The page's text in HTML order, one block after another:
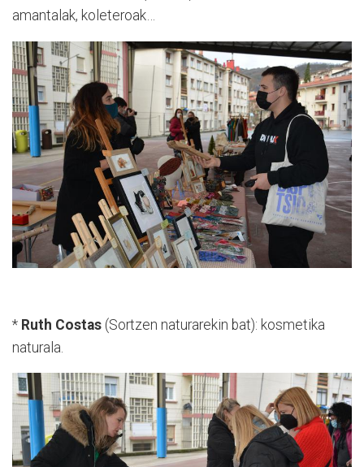
amantalak, koleteroak…
* Ruth Costas (Sortzen naturarekin bat): kosmetika
naturala.